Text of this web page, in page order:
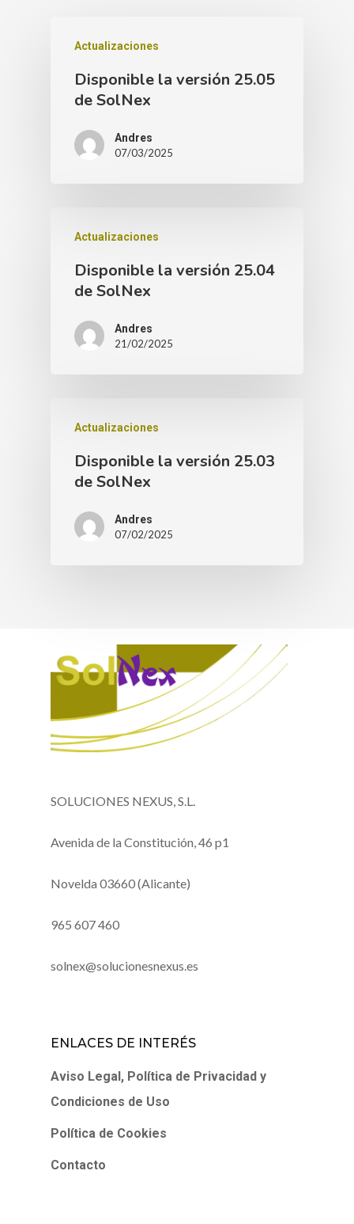
Actualizaciones
Disponible la versión 25.05
de SolNex
Andres
07/03/2025
Actualizaciones
Disponible la versión 25.04
de SolNex
Andres
21/02/2025
Actualizaciones
Disponible la versión 25.03
de SolNex
Andres
07/02/2025
SOLUCIONES NEXUS, S.L.
Avenida de la Constitución, 46 p1
Novelda 03660 (Alicante)
965 607 460
solnex@solucionesnexus.es
ENLACES DE INTERÉS
Aviso Legal, Política de Privacidad y
Condiciones de Uso
Política de Cookies
Contacto